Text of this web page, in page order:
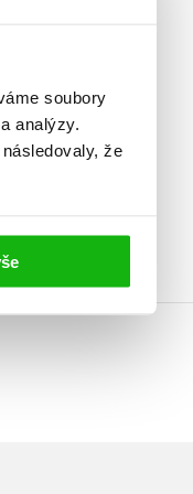
soubory
analýzy.
že